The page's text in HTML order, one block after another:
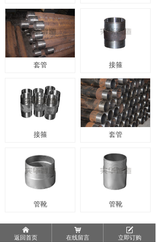
套管 接箍
接箍 套管
管靴 管靴
上一页 下一页
1/2
낀
返回首页
낙
在线留言
녁
立即订购